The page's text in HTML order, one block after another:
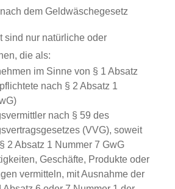
dem Geldwäschegesetz
sind nur natürliche oder
die als:
im Sinne von § 1 Absatz
nach § 2 Absatz 1
nach § 59 des
(VVG), soweit
2 Absatz 1 Nummer 7 GwG
Geschäfte, Produkte oder
vermitteln, mit Ausnahme der